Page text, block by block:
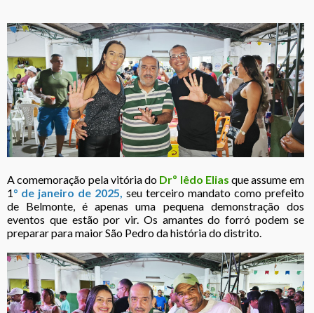
A comemoração pela vitória do Drº Iêdo Elias que assume em
1° de janeiro de 2025, seu terceiro mandato como prefeito
de Belmonte, é apenas uma pequena demonstração dos
eventos que estão por vir. Os amantes do forró podem se
preparar para maior São Pedro da história do distrito.